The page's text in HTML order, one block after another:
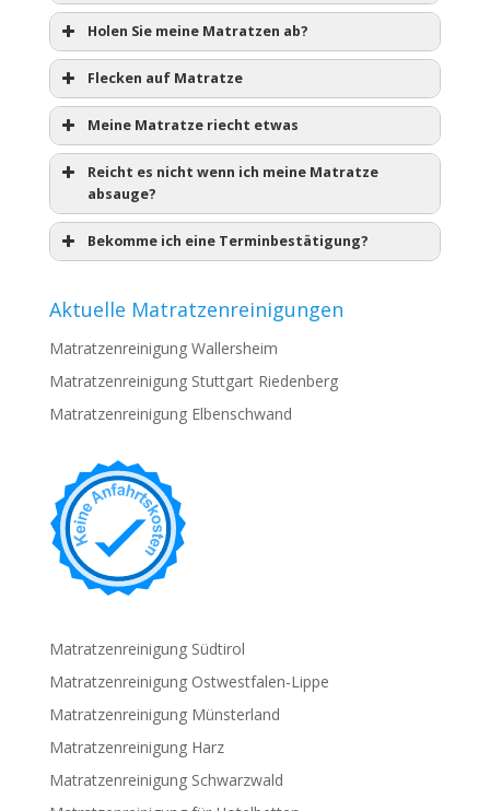
Holen Sie meine Matratzen ab?
Flecken auf Matratze
Meine Matratze riecht etwas
Reicht es nicht wenn ich meine Matratze
absauge?
Bekomme ich eine Terminbestätigung?
Aktuelle Matratzenreinigungen
Matratzenreinigung Wallersheim
Matratzenreinigung Stuttgart Riedenberg
Matratzenreinigung Elbenschwand
Matratzenreinigung Südtirol
Matratzenreinigung Ostwestfalen-Lippe
Matratzenreinigung Münsterland
Matratzenreinigung Harz
Matratzenreinigung Schwarzwald